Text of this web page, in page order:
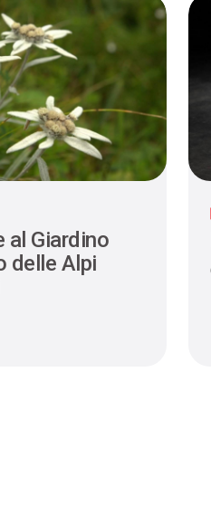
al Giardino
delle Alpi